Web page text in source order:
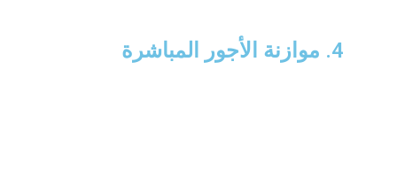
4. موازنة الأجور المباشرة